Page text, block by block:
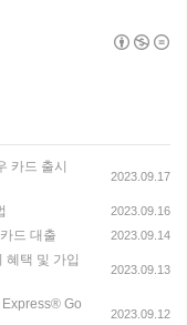
카드 출시
2023.09.17
2023.09.16
드 대출 2023.09.14
혜택 및 가입
2023.09.13
Express® Go
2023.09.12